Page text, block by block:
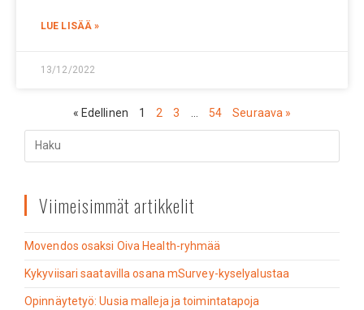
LUE LISÄÄ »
13/12/2022
« Edellinen 1 2 3 54 Seuraava »
Viimeisimmät artikkelit
Movendos osaksi Oiva Health-ryhmää
Kykyviisari saatavilla osana mSurvey-kyselyalustaa
Opinnäytetyö: Uusia malleja ja toimintatapoja